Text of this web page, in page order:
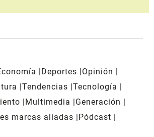
Deportes
Opinión
Tendencias Tecnología
Multimedia
Generación
marcas aliadas
Pódcast